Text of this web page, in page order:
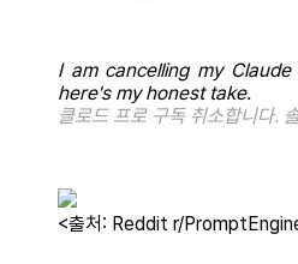
I am cancelling my
here's my honest take.
클로드 프로 구독 취소합니다.
<출처: Reddit r/